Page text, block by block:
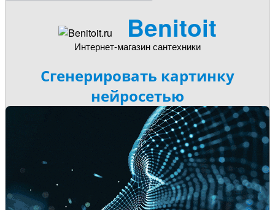
Benitoit
Интернет-магазин сантехники
Сгенерировать картинку
нейросетью